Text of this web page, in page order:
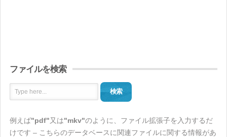
ファイルを検索
検索
例えば"pdf"又は"mkv"のように、ファイル拡張子を入力するだ
けです – こちらのデータベースに関連ファイルに関する情報があ